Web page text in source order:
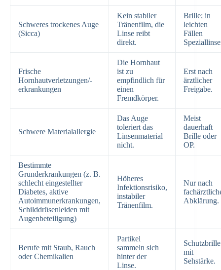
Schweres trockenes Auge
(Sicca)
Kein stabiler
Tränenfilm, die
Linse reibt
direkt.
Brille; in
leichten
Fällen
Frische
Hornhautverletzungen/-
erkrankungen
Die Hornhaut
ist zu
empfindlich für
einen
Fremdkörper.
Erst nach
ärztlicher
Freigabe.
Schwere Materialallergie
Das Auge
toleriert das
Linsenmaterial
nicht.
Meist
dauerhaft
Brille oder
OP.
Bestimmte
Grunderkrankungen (z. B.
schlecht eingestellter
Diabetes, aktive
Autoimmunerkrankungen,
Schilddrüsenleiden mit
Augenbeteiligung)
Höheres
Infektionsrisiko,
instabiler
Tränenfilm.
Nur nach
Abklärung.
Berufe mit Staub, Rauch
oder Chemikalien
Partikel
sammeln sich
hinter der
Linse.
Schutzbrille
mit
Sehstärke.